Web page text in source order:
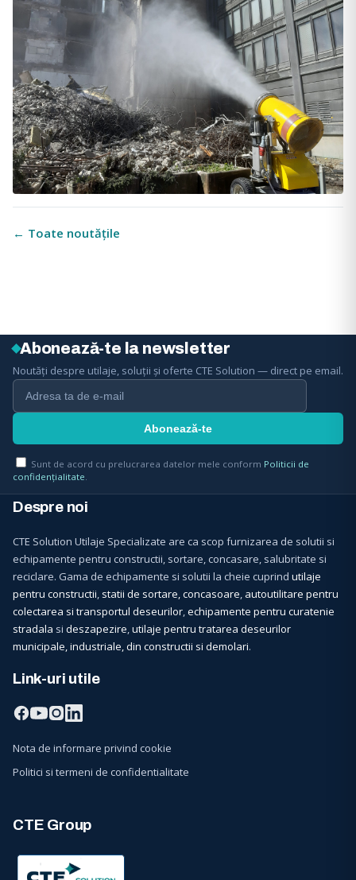
← Toate noutățile
Abonează-te la newsletter
Noutăți despre utilaje, soluții și oferte CTE Solution — direct pe email.
Sunt de acord cu prelucrarea datelor mele conform Politicii de
confidențialitate.
Despre noi
CTE Solution Utilaje Specializate are ca scop furnizarea de solutii si
echipamente pentru constructii, sortare, concasare, salubritate si
reciclare. Gama de echipamente si solutii la cheie cuprind utilaje
pentru constructii, statii de sortare, concasoare, autoutilitare pentru
colectarea si transportul deseurilor,echipamente pentru curatenie
stradala si deszapezire,utilaje pentru tratarea deseurilor
municipale, industriale, din constructii si demolari.
Link-uri utile
Nota de informare privind cookie
Politici si termeni de confidentialitate
CTE Group